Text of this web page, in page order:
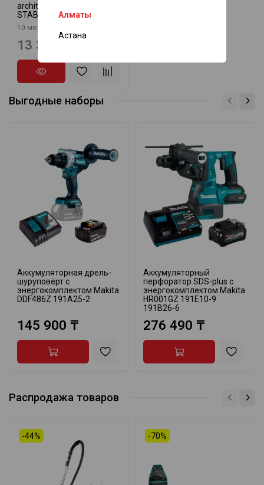
Алматы
Астана
architect 10 метров
STABILA 10642
10 метров
13 305 ₸
Выгодные наборы
Аккумуляторная дрель-
шуруповёрт с
энергокомплектом Makita
DDF486Z 191A25-2
145 900 ₸
Аккумуляторный
перфоратор SDS-plus с
энергокомплектом Makita
HR001GZ 191E10-9
191B26-6
276 490 ₸
Распродажа товаров
-44% -70%